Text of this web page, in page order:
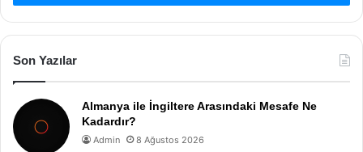
Son Yazılar
Almanya ile İngiltere Arasındaki Mesafe Ne
Kadardır?
Admin 8 Ağustos 2026